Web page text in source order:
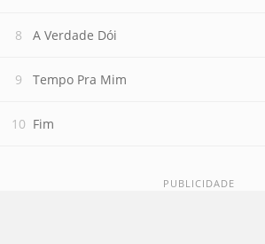
A Verdade Dói
Tempo Pra Mim
Fim